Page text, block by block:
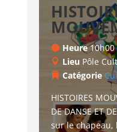
Heure10h00
Lieu Pôle
Catégorie
HISTOIRES
DE DANSE ET
sur le chapeau,